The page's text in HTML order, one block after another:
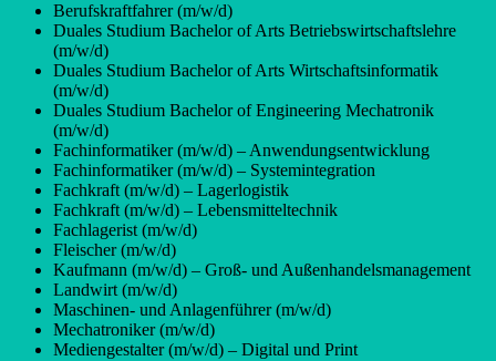
Berufskraftfahrer (m/w/d)
Duales Studium Bachelor of Arts Betriebswirtschaftslehre
(m/w/d)
Duales Studium Bachelor of Arts Wirtschaftsinformatik
(m/w/d)
Duales Studium Bachelor of Engineering Mechatronik
(m/w/d)
Fachinformatiker (m/w/d) – Anwendungsentwicklung
Fachinformatiker (m/w/d) – Systemintegration
Fachkraft (m/w/d) – Lagerlogistik
Fachkraft (m/w/d) – Lebensmitteltechnik
Fachlagerist (m/w/d)
Fleischer (m/w/d)
Kaufmann (m/w/d) – Groß- und Außenhandelsmanagement
Landwirt (m/w/d)
Maschinen- und Anlagenführer (m/w/d)
Mechatroniker (m/w/d)
Mediengestalter (m/w/d) – Digital und Print